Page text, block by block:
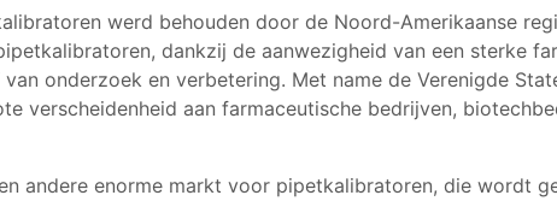
werd behouden door de Noord-Amerikaanse
dankzij de aanwezigheid van een sterke
onderzoek en verbetering. Met name de Verenigde
verscheidenheid aan farmaceutische bedrijven,
andere enorme markt voor pipetkalibratoren, die wordt